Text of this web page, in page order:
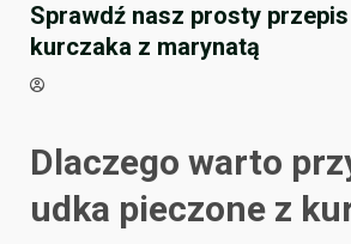
Sprawdź nasz prosty
kurczaka z marynatą
Dlaczego warto
udka pieczone z